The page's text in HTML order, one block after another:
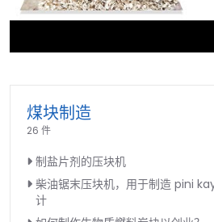
煤块制造
26 件
制盐片剂的压块机
柴油锯末压块机，用于制造 pini
计